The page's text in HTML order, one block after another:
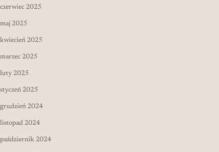
czerwiec 2025
maj 2025
kwiecień 2025
marzec 2025
luty 2025
styczeń 2025
grudzień 2024
listopad 2024
październik 2024